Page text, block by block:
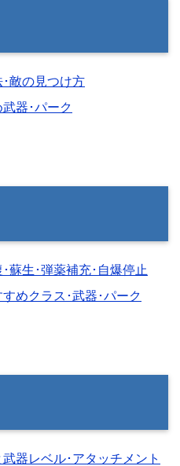
敵の見つけ方
器･パーク
蘇生･弾薬補充･自爆停止
めクラス･武器･パーク
器レベル･アタッチメント